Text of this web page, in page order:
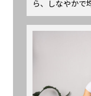
ら、しなやかで